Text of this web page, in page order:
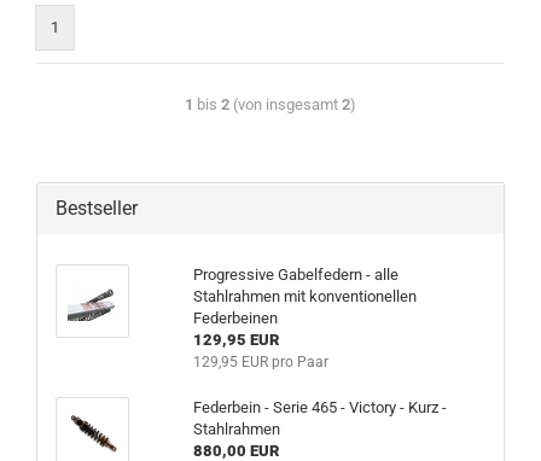
1
1 bis 2 (von insgesamt 2)
Bestseller
Progressive Gabelfedern - alle
Stahlrahmen mit konventionellen
Federbeinen
129,95 EUR
129,95 EUR pro Paar
Federbein - Serie 465 - Victory - Kurz -
Stahlrahmen
880,00 EUR